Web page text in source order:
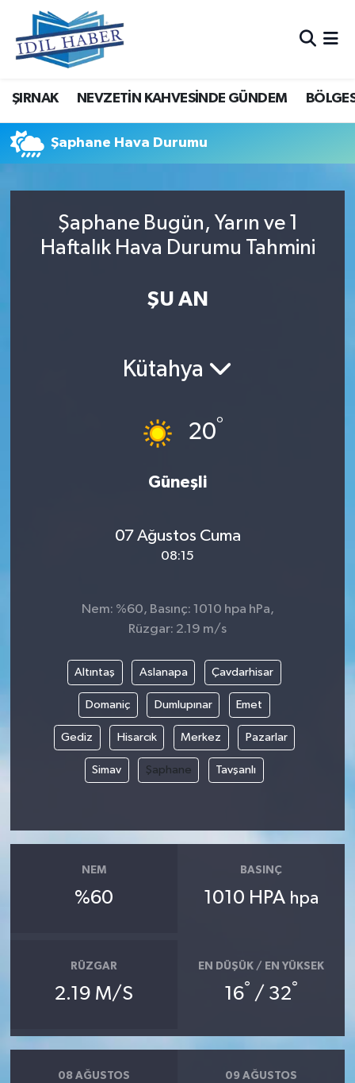
ŞIRNAK NEVZETİN KAHVESİNDE GÜNDEM
Şaphane Hava Durumu
Şaphane Bugün, Yarın ve 1
Haftalık Hava Durumu Tahmini
ŞU AN
Kütahya
20°
Güneşli
07 Ağustos Cuma
08:15
Nem: %60, Basınç: 1010 hpa hPa,
Rüzgar: 2.19 m/s
Altıntaş Aslanapa Çavdarhisar
Domaniç Dumlupınar Emet
Gediz Hisarcık Merkez Pazarlar
Simav Şaphane Tavşanlı
NEM
%60
BASINÇ
1010 HPA hpa
RÜZGAR
2.19 M/S
EN DÜŞÜK / EN YÜKSEK
16° / 32°
08 AĞUSTOS 09 AĞUSTOS
Nöbetçi Eczaneler
Hava Durumu
Trafik Durumu
Tüm Manşetler